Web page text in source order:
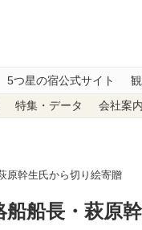
5つ星の宿公式サイト
特集・データ 会社案内
原幹生氏から切り絵寄贈
船長・萩原